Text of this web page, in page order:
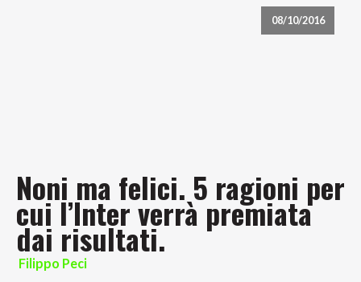
08/10/2016
Noni ma felici. 5 ragioni per
cui l’Inter verrà premiata
dai risultati.
Filippo Peci